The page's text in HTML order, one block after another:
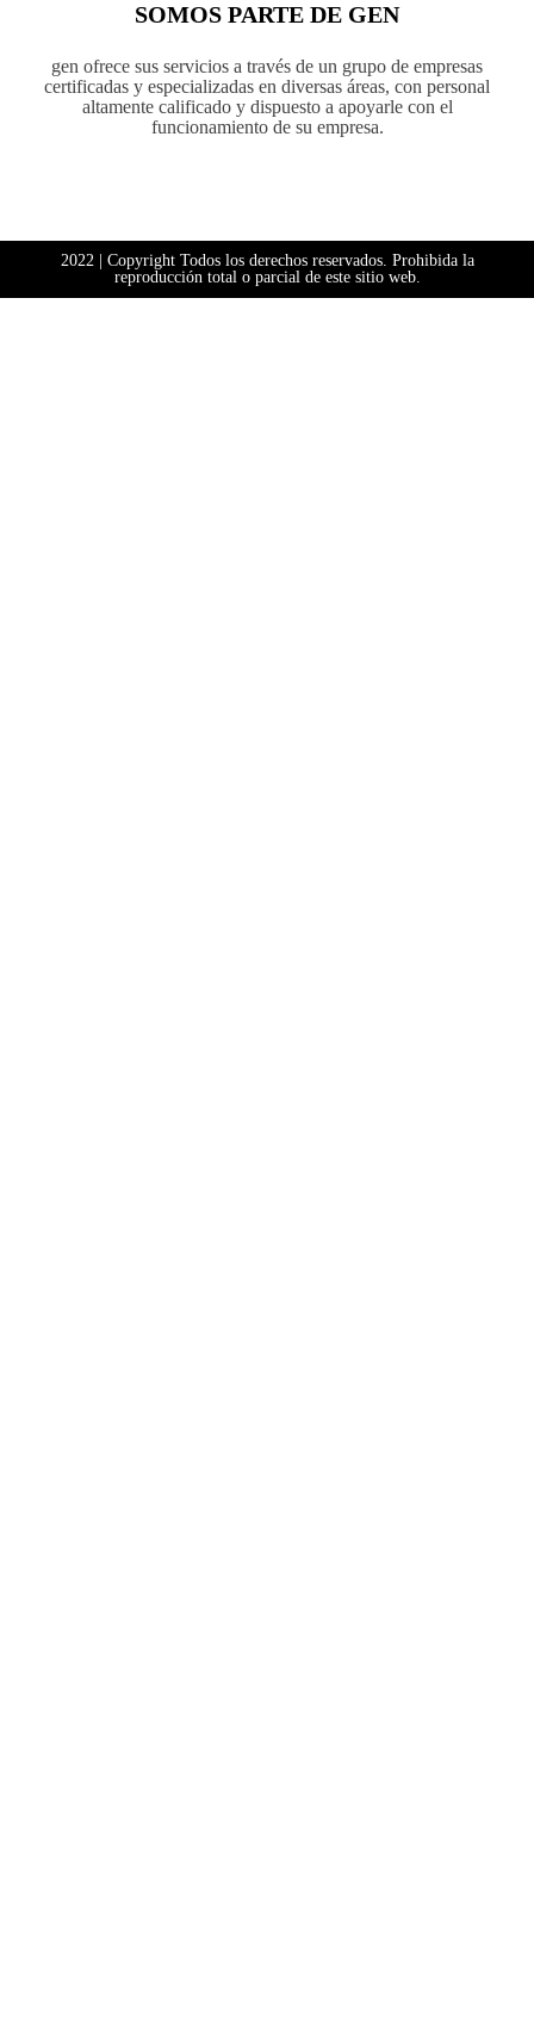
SOMOS PARTE DE GEN
gen ofrece sus servicios a través de un grupo de empresas
certificadas y especializadas en diversas áreas, con personal
altamente calificado y dispuesto a apoyarle con el
funcionamiento de su empresa.
2022 | Copyright Todos los derechos reservados. Prohibida la
reproducción total o parcial de este sitio web.